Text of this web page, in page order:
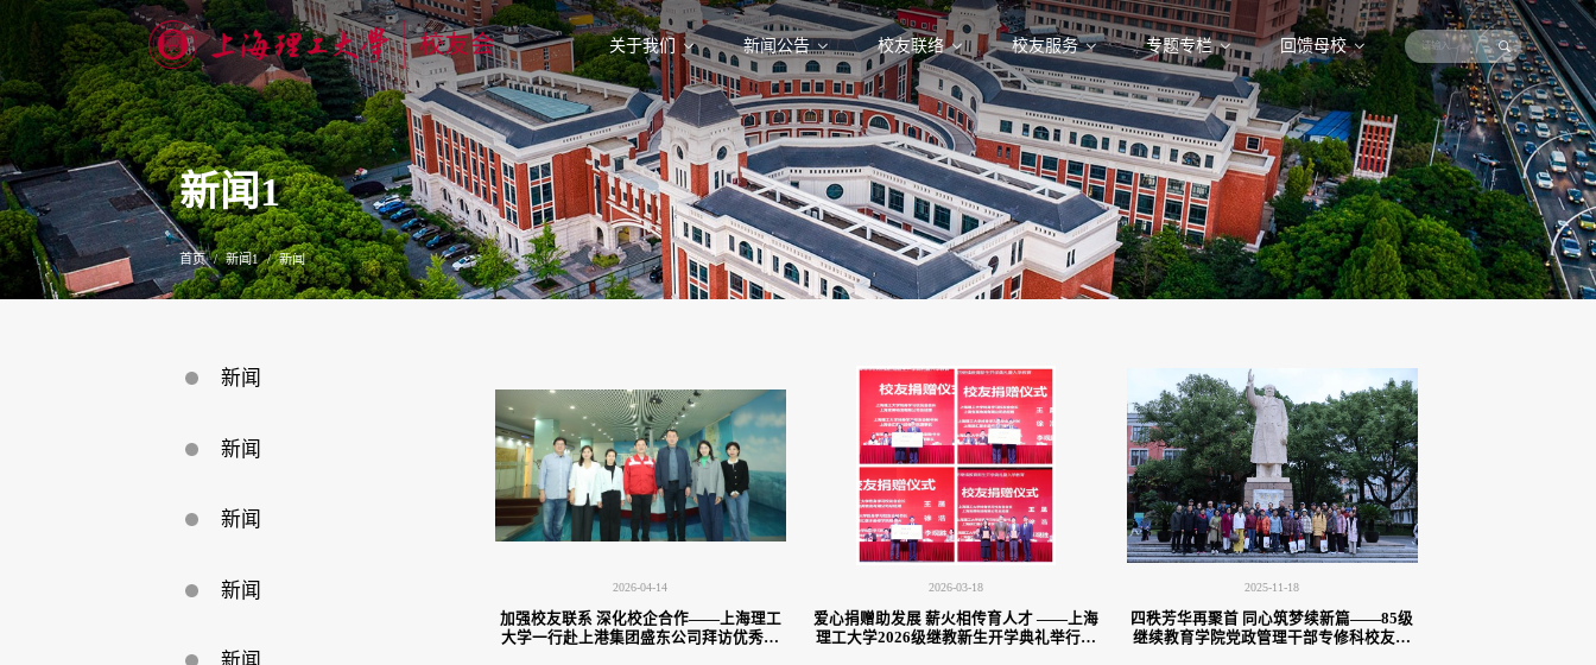
关于我们 新闻公告 校友联络 校友服务 专题专栏 回馈母校
新闻1
首页 新闻1 新闻
新闻
新闻
新闻
新闻 2026-04-14
加强校友联系 深化校企合作——上海理工
大学一行赴上港集团盛东公司拜访优秀校
2026-03-18
爱心捐赠助发展 薪火相传育人才 ——上海
理工大学2026级继教新生开学典礼举行校
2025-11-18
四秩芳华再聚首 同心筑梦续新篇——85级
继续教育学院党政管理干部专修科校友入